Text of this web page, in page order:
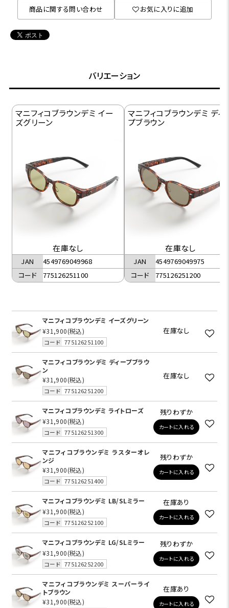
商品に関する問い合わせ お気に入りに追加
バリエーション
マニフィコブラウンデミ イー
ズグリーン
在庫なし
JAN
4549769049968
コード
775126251100
マニフィコブラウンデミ ディ
プブラウン
在庫なし
JAN
4549769049975
コード
775126251200
マニフィコブラウンデミ イーズグリーン
¥31,900(税込)
コード 775126251100
在庫なし
マニフィコブラウンデミ ディープブラウ
ン
¥31,900(税込)
コード 775126251200
在庫なし
マニフィコブラウンデミ ライトローズ
¥31,900(税込)
コード 775126251300
残りわずか
カートに入れる
マニフィコブラウンデミ ラスターオレ
ンジ
¥31,900(税込)
コード 775126251400
残りわずか
カートに入れる
マニフィコブラウンデミ LB/SLミラー
¥31,900(税込)
コード 775126252100
在庫あり
カートに入れる
マニフィコブラウンデミ LG/SLミラー
¥31,900(税込)
コード 775126252200
残りわずか
カートに入れる
マニフィコブラウンデミ スーパーライ
トブラウン
¥31,900(税込)
在庫あり
カートに入れる